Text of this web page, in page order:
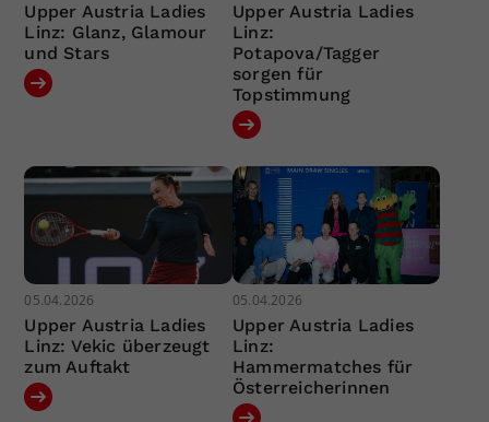
Upper Austria Ladies
Linz: Glanz, Glamour
und Stars
Upper Austria Ladies
Linz:
Potapova/Tagger
sorgen für
Topstimmung
05.04.2026
Upper Austria Ladies
Linz: Vekic überzeugt
zum Auftakt
05.04.2026
Upper Austria Ladies
Linz:
Hammermatches für
Österreicherinnen